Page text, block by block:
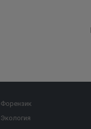
Форензик
Экология